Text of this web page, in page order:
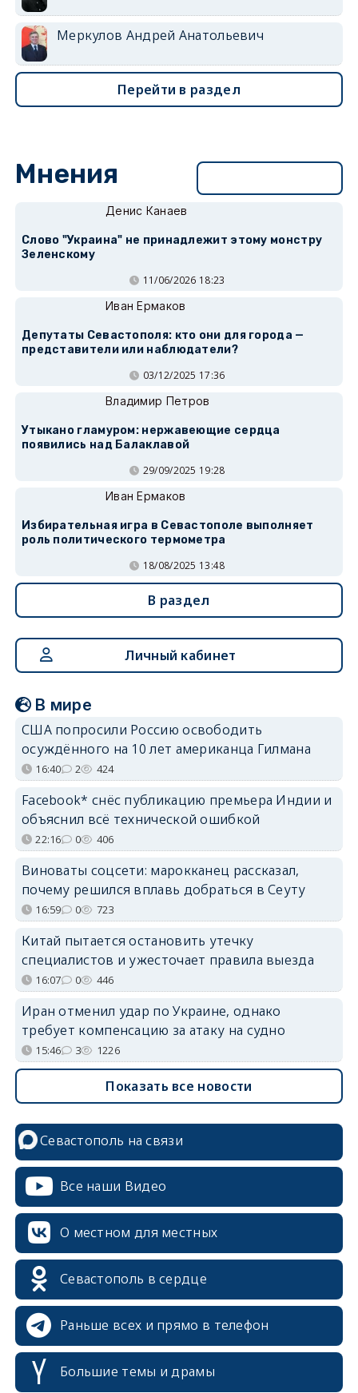
Меркулов Андрей Анатольевич
Перейти в раздел
Мнения
Денис Канаев
Слово "Украина" не принадлежит этому монстру
Зеленскому
11/06/2026 18:23
Иван Ермаков
Депутаты Севастополя: кто они для города —
представители или наблюдатели?
03/12/2025 17:36
Владимир Петров
Утыкано гламуром: нержавеющие сердца
появились над Балаклавой
29/09/2025 19:28
Иван Ермаков
Избирательная игра в Севастополе выполняет
роль политического термометра
18/08/2025 13:48
В раздел
Личный кабинет
В мире
США попросили Россию освободить
осуждённого на 10 лет американца Гилмана
16:40 2 424
Facebook* снёс публикацию премьера Индии и
объяснил всё технической ошибкой
22:16 0 406
Виноваты соцсети: марокканец рассказал,
почему решился вплавь добраться в Сеуту
16:59 0 723
Китай пытается остановить утечку
специалистов и ужесточает правила выезда
16:07 0 446
Иран отменил удар по Украине, однако
требует компенсацию за атаку на судно
15:46 3 1226
Показать все новости
Севастополь на связи
Все наши Видео
О местном для местных
Севастополь в сердце
Раньше всех и прямо в телефон
Большие темы и драмы